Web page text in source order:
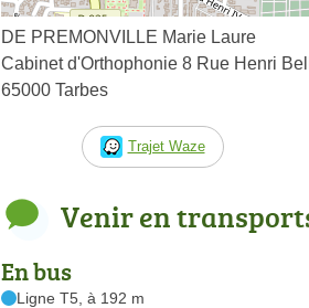
DE PREMONVILLE Marie Laure
Cabinet d'Orthophonie 8 Rue Henri
65000 Tarbes
Trajet Waze
Venir en
En bus
Ligne T5, à 192 m